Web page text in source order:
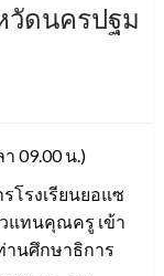
วัดนครปฐม
า 09.00 น.)
โรงเรียนยอแซ
แทนคุณครู เข้า
านศึกษาธิการ